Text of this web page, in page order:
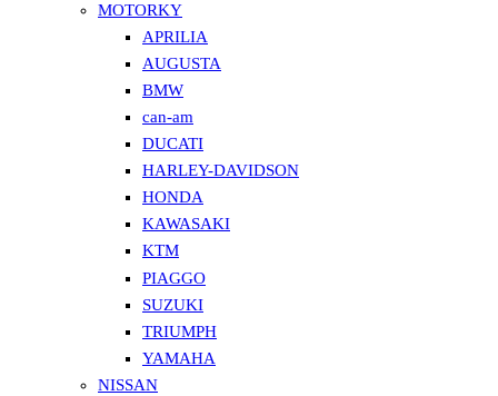
MOTORKY
APRILIA
AUGUSTA
BMW
can-am
DUCATI
HARLEY-DAVIDSON
HONDA
KAWASAKI
KTM
PIAGGO
SUZUKI
TRIUMPH
YAMAHA
NISSAN